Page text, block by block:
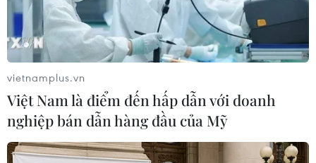
#Kiev #Ukraine #Người biểu tình
#Bạo động
vietnamplus.vn
Việt Nam là điểm đến hấp dẫn với doanh
nghiệp bán dẫn hàng đầu của Mỹ